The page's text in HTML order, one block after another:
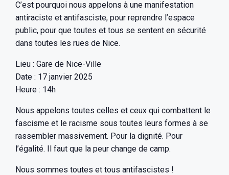
C’est pourquoi nous appelons à une manifestation
antiraciste et antifasciste, pour reprendre l’espace
public, pour que toutes et tous se sentent en sécurité
dans toutes les rues de Nice.
Lieu : Gare de Nice-Ville
Date : 17 janvier 2025
Heure : 14h
Nous appelons toutes celles et ceux qui combattent le
fascisme et le racisme sous toutes leurs formes à se
rassembler massivement. Pour la dignité. Pour
l’égalité. Il faut que la peur change de camp.
Nous sommes toutes et tous antifascistes !